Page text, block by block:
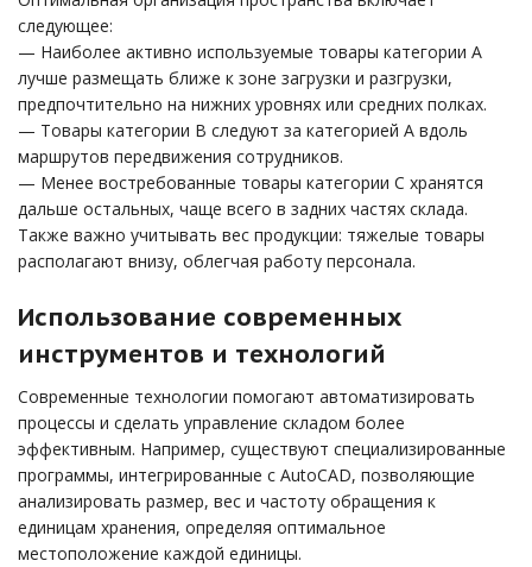
следующее:
— Наиболее активно используемые товары категории A
лучше размещать ближе к зоне загрузки и разгрузки,
предпочтительно на нижних уровнях или средних полках.
— Товары категории B следуют за категорией A вдоль
маршрутов передвижения сотрудников.
— Менее востребованные товары категории C хранятся
дальше остальных, чаще всего в задних частях склада.
Также важно учитывать вес продукции: тяжелые товары
располагают внизу, облегчая работу персонала.
Использование современных
инструментов и технологий
Современные технологии помогают автоматизировать
процессы и сделать управление складом более
эффективным. Например, существуют специализированные
программы, интегрированные с AutoCAD, позволяющие
анализировать размер, вес и частоту обращения к
единицам хранения, определяя оптимальное
местоположение каждой единицы.